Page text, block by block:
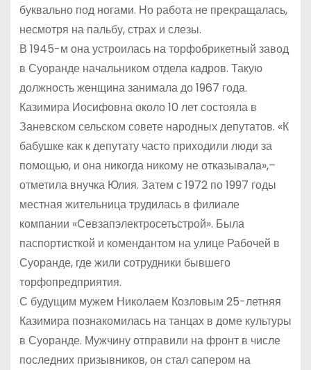
буквально под ногами. Но работа не прекращалась,
несмотря на пальбу, страх и слезы.
В 1945-м она устроилась на торфобрикетный завод
в Суоранде начальником отдела кадров. Такую
должность женщина занимала до 1967 года.
Казимира Иосифовна около 10 лет состояла в
Заневском сельском совете народных депутатов. «К
бабушке как к депутату часто приходили люди за
помощью, и она никогда никому не отказывала»,–
отметила внучка Юлия. Затем с 1972 по 1997 годы
местная жительница трудилась в филиале
компании «Севзапэлектросетьстрой». Была
паспортисткой и комендантом на улице Рабочей в
Суоранде, где жили сотрудники бывшего
торфопредприятия.
С будущим мужем Николаем Козловым 25-летняя
Казимира познакомилась на танцах в доме культуры
в Суоранде. Мужчину отправили на фронт в числе
последних призывников, он стал сапером на